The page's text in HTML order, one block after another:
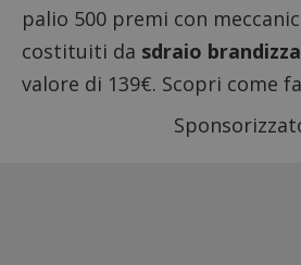
palio 500 premi con
costituiti da sdraio
valore di 139€. Scopri come